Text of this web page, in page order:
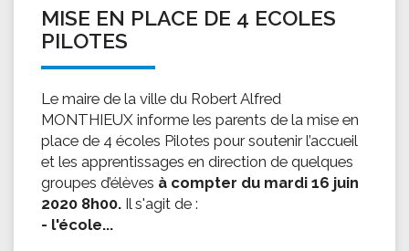
MISE EN PLACE DE 4 ECOLES
PILOTES
Le maire de la ville du Robert Alfred
MONTHIEUX informe les parents de la mise en
place de 4 écoles Pilotes pour soutenir l’accueil
et les apprentissages en direction de quelques
groupes d’élèves à compter du mardi 16 juin
2020 8h00. Il s'agit de :
- l'école...